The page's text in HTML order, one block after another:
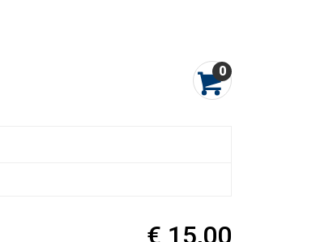
0
€ 15,00